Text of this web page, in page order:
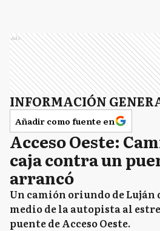
Ads
INFORMACIÓN
Añadir como fuente en
Acceso Oeste:
caja contra un
arrancó
Un camión oriundo de Luján
medio de la autopista al
puente de Acceso Oeste.